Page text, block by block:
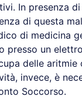
In presenza
di questa
di medicina
presso un
delle aritmie
invece, è
Soccorso.